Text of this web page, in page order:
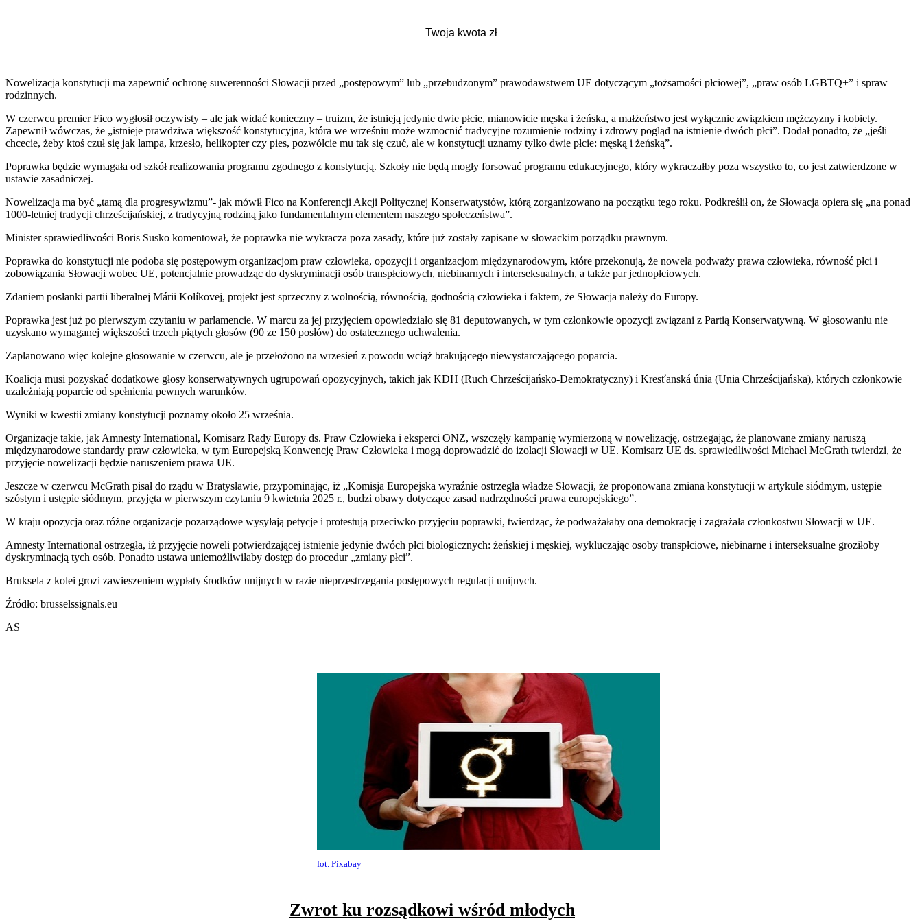
Nowelizacja konstytucji ma zapewnić ochronę suwerenności Słowacji przed „postępowym” lub „przebudzonym” prawodawstwem UE dotyczącym „tożsamości płciowej”, „praw osób LGBTQ+” i spraw
rodzinnych.
W czerwcu premier Fico wygłosił oczywisty – ale jak widać konieczny – truizm, że istnieją jedynie dwie płcie, mianowicie męska i żeńska, a małżeństwo jest wyłącznie związkiem mężczyzny i kobiety.
Zapewnił wówczas, że „istnieje prawdziwa większość konstytucyjna, która we wrześniu może wzmocnić tradycyjne rozumienie rodziny i zdrowy pogląd na istnienie dwóch płci”. Dodał ponadto, że „jeśli
chcecie, żeby ktoś czuł się jak lampa, krzesło, helikopter czy pies, pozwólcie mu tak się czuć, ale w konstytucji uznamy tylko dwie płcie: męską i żeńską”.
Poprawka będzie wymagała od szkół realizowania programu zgodnego z konstytucją. Szkoły nie będą mogły forsować programu edukacyjnego, który wykraczałby poza wszystko to, co jest zatwierdzone w
ustawie zasadniczej.
Nowelizacja ma być „tamą dla progresywizmu”- jak mówił Fico na Konferencji Akcji Politycznej Konserwatystów, którą zorganizowano na początku tego roku. Podkreślił on, że Słowacja opiera się „na ponad
1000-letniej tradycji chrześcijańskiej, z tradycyjną rodziną jako fundamentalnym elementem naszego społeczeństwa”.
Minister sprawiedliwości Boris Susko komentował, że poprawka nie wykracza poza zasady, które już zostały zapisane w słowackim porządku prawnym.
Poprawka do konstytucji nie podoba się postępowym organizacjom praw człowieka, opozycji i organizacjom międzynarodowym, które przekonują, że nowela podważy prawa człowieka, równość płci i
zobowiązania Słowacji wobec UE, potencjalnie prowadząc do dyskryminacji osób transpłciowych, niebinarnych i interseksualnych, a także par jednopłciowych.
Zdaniem posłanki partii liberalnej Márii Kolíkovej, projekt jest sprzeczny z wolnością, równością, godnością człowieka i faktem, że Słowacja należy do Europy.
Poprawka jest już po pierwszym czytaniu w parlamencie. W marcu za jej przyjęciem opowiedziało się 81 deputowanych, w tym członkowie opozycji związani z Partią Konserwatywną. W głosowaniu nie
uzyskano wymaganej większości trzech piątych głosów (90 ze 150 posłów) do ostatecznego uchwalenia.
Zaplanowano więc kolejne głosowanie w czerwcu, ale je przełożono na wrzesień z powodu wciąż brakującego niewystarczającego poparcia.
Koalicja musi pozyskać dodatkowe głosy konserwatywnych ugrupowań opozycyjnych, takich jak KDH (Ruch Chrześcijańsko-Demokratyczny) i Kresťanská únia (Unia Chrześcijańska), których członkowie
uzależniają poparcie od spełnienia pewnych warunków.
Wyniki w kwestii zmiany konstytucji poznamy około 25 września.
Organizacje takie, jak Amnesty International, Komisarz Rady Europy ds. Praw Człowieka i eksperci ONZ, wszczęły kampanię wymierzoną w nowelizację, ostrzegając, że planowane zmiany naruszą
międzynarodowe standardy praw człowieka, w tym Europejską Konwencję Praw Człowieka i mogą doprowadzić do izolacji Słowacji w UE. Komisarz UE ds. sprawiedliwości Michael McGrath twierdzi, że
przyjęcie nowelizacji będzie naruszeniem prawa UE.
Jeszcze w czerwcu McGrath pisał do rządu w Bratysławie, przypominając, iż „Komisja Europejska wyraźnie ostrzegła władze Słowacji, że proponowana zmiana konstytucji w artykule siódmym, ustępie
szóstym i ustępie siódmym, przyjęta w pierwszym czytaniu 9 kwietnia 2025 r., budzi obawy dotyczące zasad nadrzędności prawa europejskiego”.
W kraju opozycja oraz różne organizacje pozarządowe wysyłają petycje i protestują przeciwko przyjęciu poprawki, twierdząc, że podważałaby ona demokrację i zagrażała członkostwu Słowacji w UE.
Amnesty International ostrzegła, iż przyjęcie noweli potwierdzającej istnienie jedynie dwóch płci biologicznych: żeńskiej i męskiej, wykluczając osoby transpłciowe, niebinarne i interseksualne groziłoby
dyskryminacją tych osób. Ponadto ustawa uniemożliwiłaby dostęp do procedur „zmiany płci”.
Bruksela z kolei grozi zawieszeniem wypłaty środków unijnych w razie nieprzestrzegania postępowych regulacji unijnych.
Źródło: brusselssignals.eu
AS
fot. Pixabay
Zwrot ku rozsądkowi wśród młodych